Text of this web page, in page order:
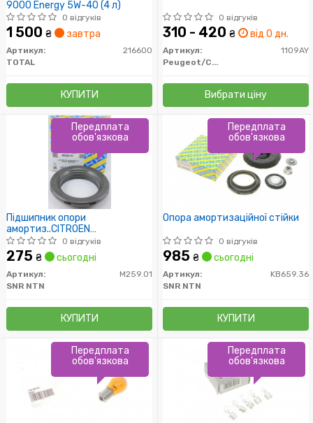
9000 Energy 5W-40 (4 л)
0 відгуків
1 500 ₴ завтра
Артикул:
216600
TOTAL
КУПИТИ
0 відгуків
310 - 420 ₴ від 0 дн.
Артикул:
1109AY
Peugeot/Citroen
Вибрати ціну
Підшипник опори
амортиз..CITROEN
BERLINGO:PEUGEOT 205-
505:RENAULT
9,11,19,21,MEGANE:VOLVO 440
0 відгуків
275 ₴ сьогодні
Артикул:
M259.01
SNR NTN
КУПИТИ
Передплата
обов'язкова
Опора амортизаційної стійки
0 відгуків
985 ₴ сьогодні
Артикул:
KB659.36
SNR NTN
КУПИТИ
Передплата
обов'язкова
Передплата
обов'язкова
Передплата
обов'язкова